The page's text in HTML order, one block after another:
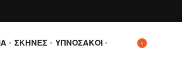
ΣΚΗΝΕΣ ΥΠΝΟΣΑΚΟΙ 0